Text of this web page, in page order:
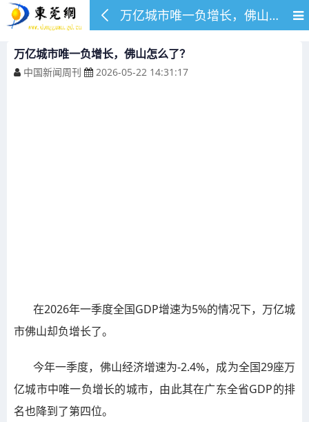
万亿城市唯一负增长，佛山怎么了？
万亿城市唯一负增长，佛山怎么了？
中国新闻周刊 2026-05-22 14:31:17
在2026年一季度全国GDP增速为5%的情况下，万亿城
市佛山却负增长了。
今年一季度，佛山经济增速为-2.4%，成为全国29座万
亿城市中唯一负增长的城市，由此其在广东全省GDP的排
名也降到了第四位。